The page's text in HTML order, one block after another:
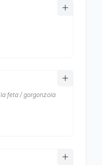
feta / gorgonzola